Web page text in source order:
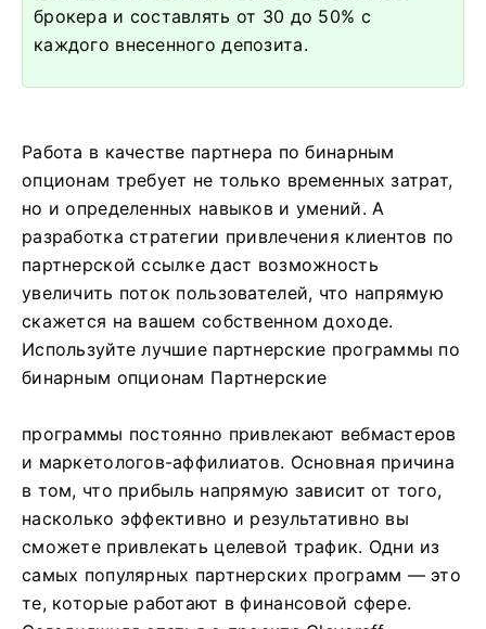
брокера и составлять от 30 до 50% с
каждого внесенного депозита.
Работа в качестве партнера по бинарным
опционам требует не только временных затрат,
но и определенных навыков и умений. А
разработка стратегии привлечения клиентов по
партнерской ссылке даст возможность
увеличить поток пользователей, что напрямую
скажется на вашем собственном доходе.
Используйте лучшие партнерские программы по
бинарным опционам Партнерские
программы постоянно привлекают вебмастеров
и маркетологов-аффилиатов. Основная причина
в том, что прибыль напрямую зависит от того,
насколько эффективно и результативно вы
сможете привлекать целевой трафик. Одни из
самых популярных партнерских программ — это
те, которые работают в финансовой сфере.